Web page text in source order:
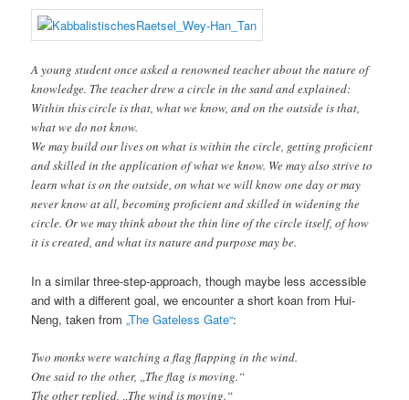
A young student once asked a renowned teacher about the nature of
knowledge. The teacher drew a circle in the sand and explained:
Within this circle is that, what we know, and on the outside is that,
what we do not know.
We may build our lives on what is within the circle, getting proficient
and skilled in the application of what we know. We may also strive to
learn what is on the outside, on what we will know one day or may
never know at all, becoming proficient and skilled in widening the
circle. Or we may think about the thin line of the circle itself, of how
it is created, and what its nature and purpose may be.
In a similar three-step-approach, though maybe less accessible
and with a different goal, we encounter a short koan from Hui-
Neng, taken from„The Gateless Gate“:
Two monks were watching a flag flapping in the wind.
One said to the other, „The flag is moving.“
The other replied, „The wind is moving.“